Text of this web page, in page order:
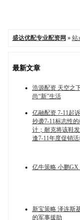
盛达优配专业配资网 » 站
最新文章
浩源配资 天空之
尚“新”生活
亿融配资 7-11起
抄袭7-11标志性
计；耐克将该鞋
逢7-11年度促销活
亿牛策略 小鹏
新宝策略 泽连斯
的军事援助